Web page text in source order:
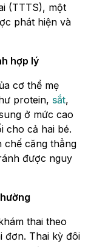
(TTTS), một
phát hiện và
hợp lý
cơ thể mẹ
protein, sắt,
ở mức cao
cho cả hai bé.
chế căng thẳng
được nguy
thai theo
đơn. Thai kỳ đôi